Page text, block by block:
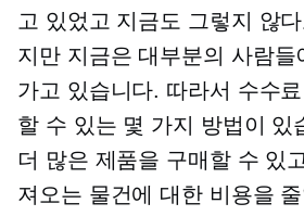
고 있었고 지금도 그렇지 않
지만 지금은 대부분의 사람들
가고 있습니다. 따라서 수수
할 수 있는 몇 가지 방법이 있
더 많은 제품을 구매할 수 있
져오는 물건에 대한 비용을